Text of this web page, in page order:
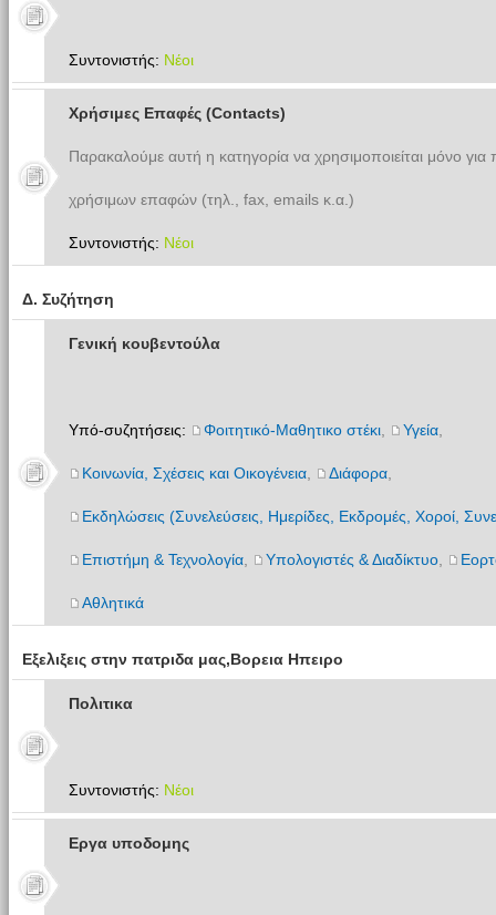
Συντονιστής: Νέοι
Χρήσιμες Επαφές (Contacts)
Παρακαλούμε αυτή η κατηγορία να χρησιμοποιείται μόνο
χρήσιμων επαφών (τηλ., fax, emails κ.α.)
Συντονιστής: Νέοι
Δ. Συζήτηση
Γενική κουβεντούλα
Υπό-συζητήσεις: Φοιτητικό-Μαθητικο στέκι, Υγεία,
Κοινωνία, Σχέσεις και Οικογένεια, Διάφορα,
Εκδηλώσεις (Συνελεύσεις, Ημερίδες, Εκδρομές, Χοροί,
Επιστήμη & Τεχνολογία, Υπολογιστές & Διαδίκτυο,
Αθλητικά
Εξελιξεις στην πατριδα μας,Βορεια Ηπειρο
Πολιτικα
Συντονιστής: Νέοι
Εργα υποδομης